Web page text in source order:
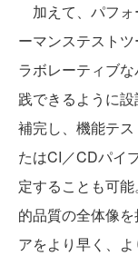
加えて、パフォ
ーマンステスト
ラボレーティブ
践できるように
補完し、機能テ
たはCI／CDパイ
定することも可
的品質の全体像
アをより早く、